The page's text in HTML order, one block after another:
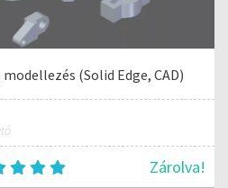
(Solid Edge, CAD)
Zárolva!